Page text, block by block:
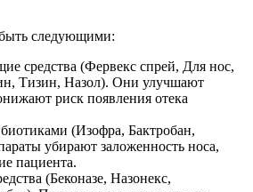
следующими:
средства (Фервекс спрей, Для нос,
Тизин, Назол). Они улучшают
риск появления отека
(Изофра, Бактробан,
убирают заложенность носа,
пациента.
(Беконазе, Назонекс,